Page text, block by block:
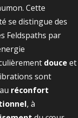
Cette
se distingue des
Feldspaths par
douce et
sont
réconfort
, à